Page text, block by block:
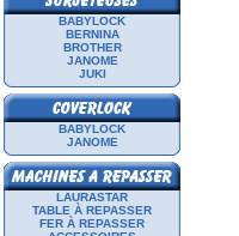
BABYLOCK
BERNINA
BROTHER
JANOME
JUKI
BABYLOCK
JANOME
LAURASTAR
TABLE À REPASSER
FER À REPASSER